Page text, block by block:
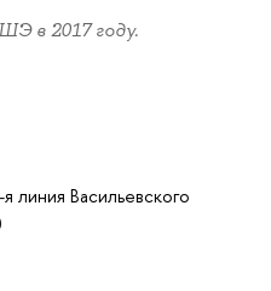
в 2017 году.
линия Васильевского